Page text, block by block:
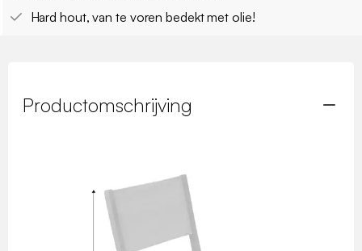
Hard hout, van te voren bedekt met olie!
Productomschrijving